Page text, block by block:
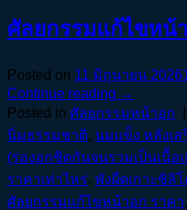
ศัลยกรรมแก้ไขหน้
Posted on 11 มิถุนายน 2026
Continue reading →
Posted in ศัลยกรรมหน้าอก
นิ่มธรรมชาติ, นมแข็ง หลังเส
(ร่องอกชิดกันจนรวมเป็นเนื้อเ
ราคาเท่าไหร่, พังผืดเกาะซิลิ
ศัลยกรรมแก้ไขหน้าอก ราคา,